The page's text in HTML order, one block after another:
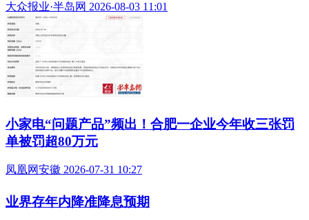
大众报业·半岛网 2026-08-03 11:01
小家电“问题产品”频出！合肥一企业今年收三张罚
单被罚超80万元
凤凰网安徽 2026-07-31 10:27
业界存年内降准降息预期